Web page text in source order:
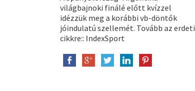
világbajnoki finálé előtt kvízzel
idézzük meg a korábbi vb-döntők
jóindulatú szellemét. Tovább az erdeti
cikkre:: IndexSport